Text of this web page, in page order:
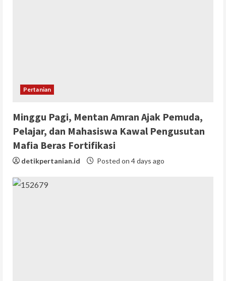
Pertanian
Minggu Pagi, Mentan Amran Ajak Pemuda,
Pelajar, dan Mahasiswa Kawal Pengusutan
Mafia Beras Fortifikasi
detikpertanian.id Posted on 4 days ago